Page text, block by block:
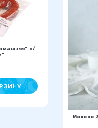
п/
Молоко